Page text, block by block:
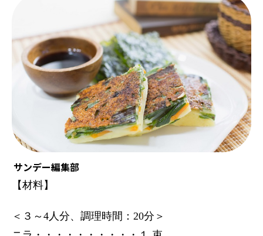
サンデー編集部
【材料】
＜３～4人分、調理時間：20分＞